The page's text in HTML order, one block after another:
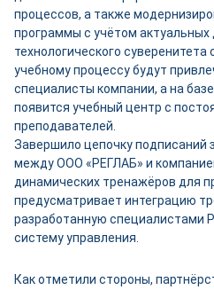
процессов, а также
программы с учётом
технологического
учебному процессу будут
специалисты компании, а на
появится учебный центр с
преподавателей.
Завершило цепочку подписаний
между ООО «РЕГЛАБ» и
динамических тренажёров для
предусматривает интеграцию
разработанную специалистами
систему управления.
Как отметили стороны,